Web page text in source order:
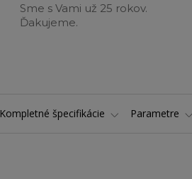
Sme s Vami už 25 rokov.
Ďakujeme.
Kompletné špecifikácie Parametre